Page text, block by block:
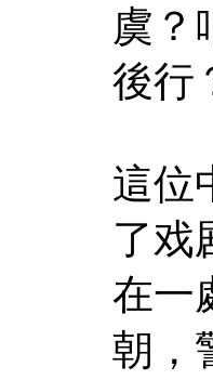
虞？
後行
這位
了戏
在一
朝，